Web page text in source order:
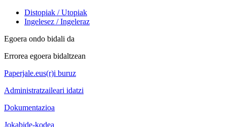
Distopiak / Utopiak
Ingelesez / Ingeleraz
Egoera ondo bidali da
Errorea egoera bidaltzean
Paperjale.eus(r)i buruz
Administratzaileari idatzi
Dokumentazioa
Jokabide-kodea